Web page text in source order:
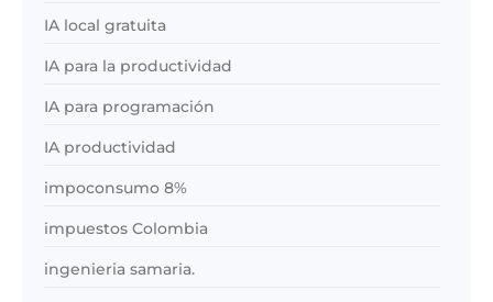
IA local gratuita
IA para la productividad
IA para programación
IA productividad
impoconsumo 8%
impuestos Colombia
ingenieria samaria.